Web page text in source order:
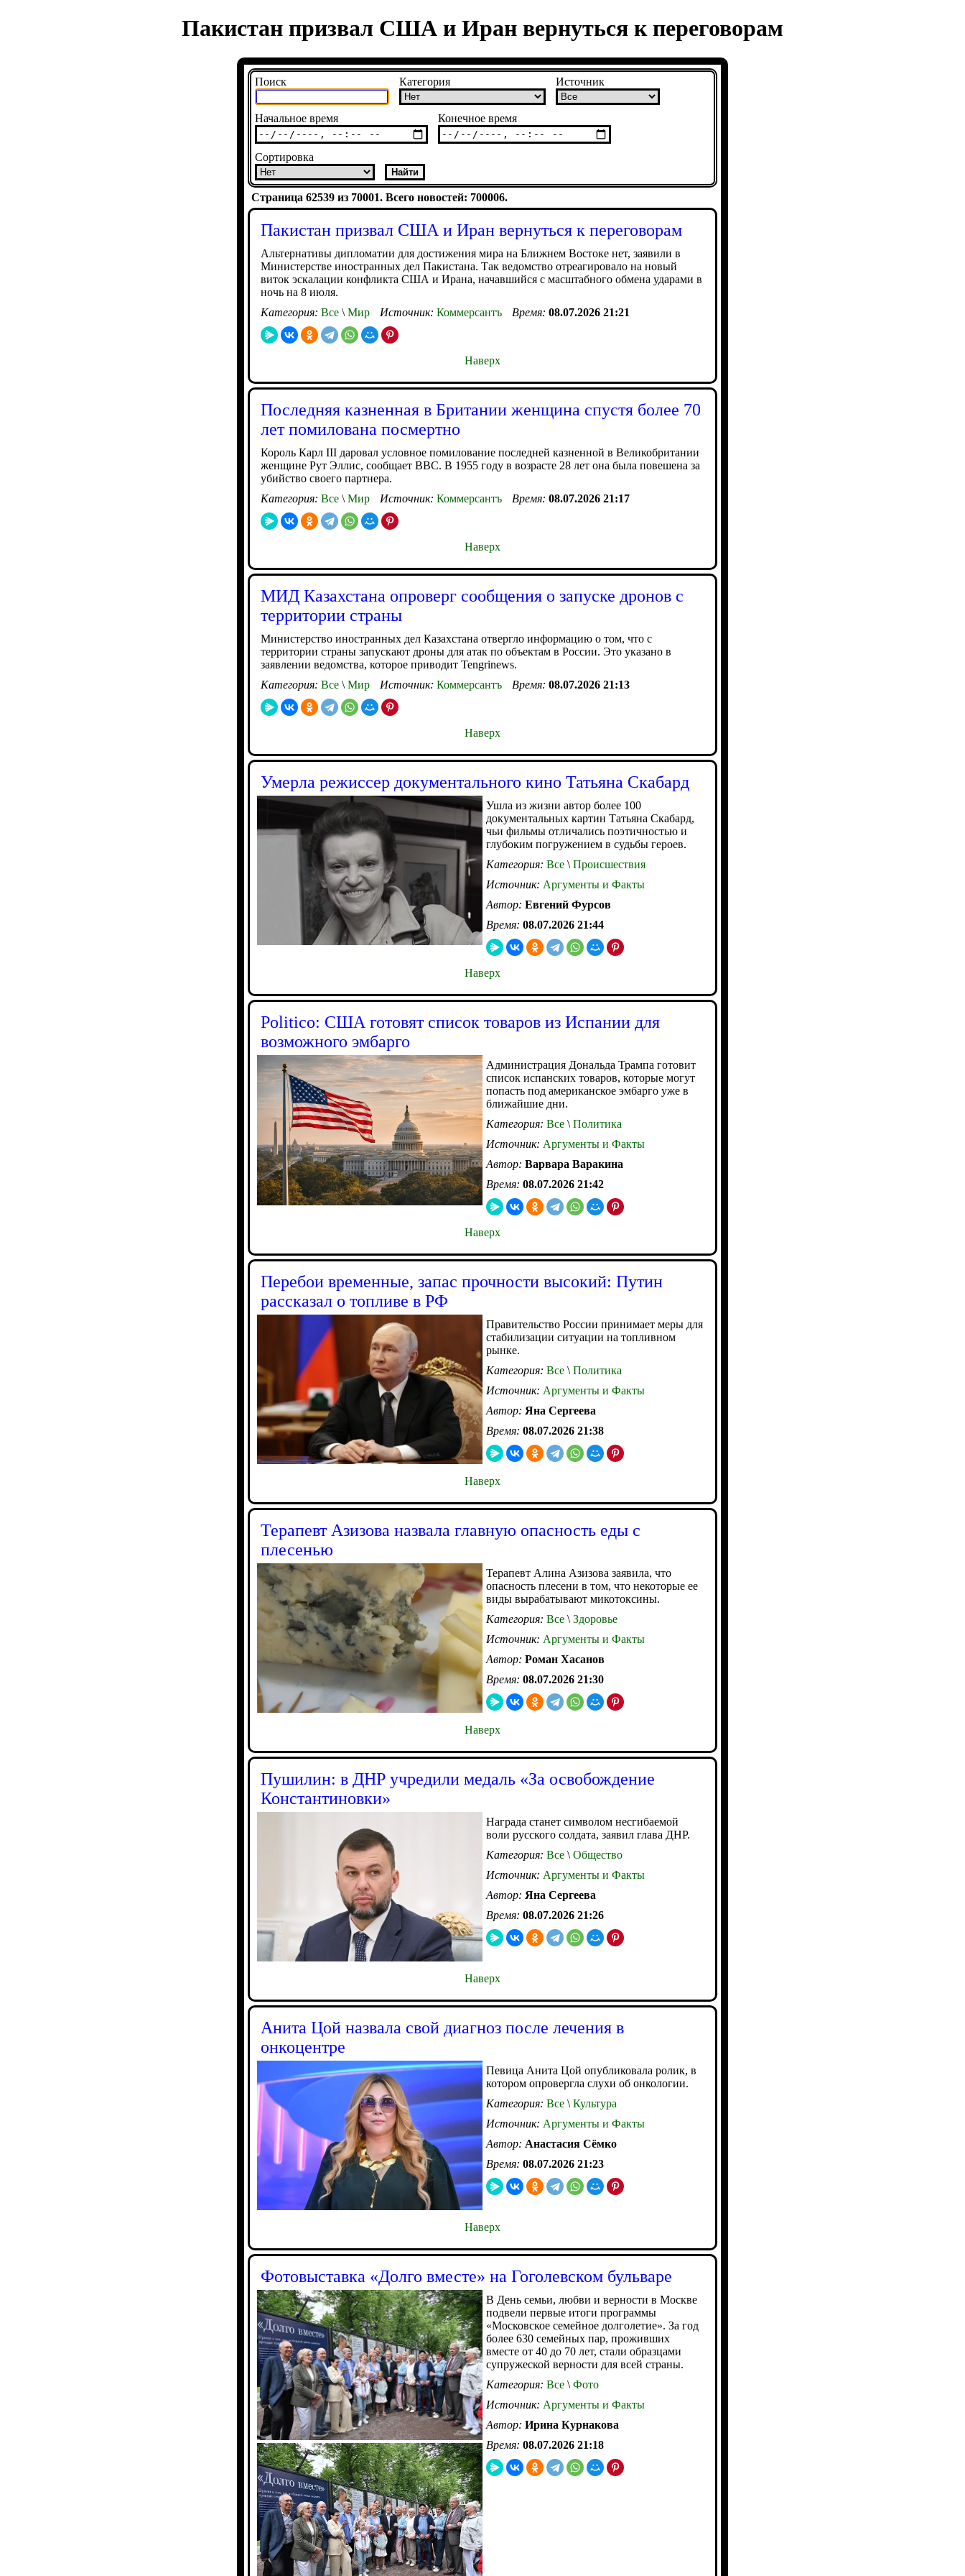
Пакистан призвал США и Иран вернуться к переговорам
Поиск Категория Источник
Начальное время Конечное время
Сортировка
Страница 62539 из 70001. Всего новостей: 700006.
Пакистан призвал США и Иран вернуться к переговорам
Альтернативы дипломатии для достижения мира на Ближнем Востоке нет, заявили в
Министерстве иностранных дел Пакистана. Так ведомство отреагировало на новый
виток эскалации конфликта США и Ирана, начавшийся с масштабного обмена ударами в
ночь на 8 июля.
Категория: Все \ Мир Источник: Коммерсантъ Время: 08.07.2026 21:21
Наверх
Последняя казненная в Британии женщина спустя более 70
лет помилована посмертно
Король Карл III даровал условное помилование последней казненной в Великобритании
женщине Рут Эллис, сообщает BBC. В 1955 году в возрасте 28 лет она была повешена за
убийство своего партнера.
Категория: Все \ Мир Источник: Коммерсантъ Время: 08.07.2026 21:17
Наверх
МИД Казахстана опроверг сообщения о запуске дронов с
территории страны
Министерство иностранных дел Казахстана отвергло информацию о том, что с
территории страны запускают дроны для атак по объектам в России. Это указано в
заявлении ведомства, которое приводит Tengrinews.
Категория: Все \ Мир Источник: Коммерсантъ Время: 08.07.2026 21:13
Наверх
Умерла режиссер документального кино Татьяна Скабард
Ушла из жизни автор более 100
документальных картин Татьяна Скабард,
чьи фильмы отличались поэтичностью и
глубоким погружением в судьбы героев.
Категория: Все \ Происшествия
Источник: Аргументы и Факты
Автор: Евгений Фурсов
Время: 08.07.2026 21:44
Наверх
Politico: США готовят список товаров из Испании для
возможного эмбарго
Администрация Дональда Трампа готовит
список испанских товаров, которые могут
попасть под американское эмбарго уже в
ближайшие дни.
Категория: Все \ Политика
Источник: Аргументы и Факты
Автор: Варвара Варакина
Время: 08.07.2026 21:42
Наверх
Перебои временные, запас прочности высокий: Путин
рассказал о топливе в РФ
Правительство России принимает меры для
стабилизации ситуации на топливном
рынке.
Категория: Все \ Политика
Источник: Аргументы и Факты
Автор: Яна Сергеева
Время: 08.07.2026 21:38
Наверх
Терапевт Азизова назвала главную опасность еды с
плесенью
Терапевт Алина Азизова заявила, что
опасность плесени в том, что некоторые ее
виды вырабатывают микотоксины.
Категория: Все \ Здоровье
Источник: Аргументы и Факты
Автор: Роман Хасанов
Время: 08.07.2026 21:30
Наверх
Пушилин: в ДНР учредили медаль «За освобождение
Константиновки»
Награда станет символом несгибаемой
воли русского солдата, заявил глава ДНР.
Категория: Все \ Общество
Источник: Аргументы и Факты
Автор: Яна Сергеева
Время: 08.07.2026 21:26
Наверх
Анита Цой назвала свой диагноз после лечения в
онкоцентре
Певица Анита Цой опубликовала ролик, в
котором опровергла слухи об онкологии.
Категория: Все \ Культура
Источник: Аргументы и Факты
Автор: Анастасия Сёмко
Время: 08.07.2026 21:23
Наверх
Фотовыставка «Долго вместе» на Гоголевском бульваре
В День семьи, любви и верности в Москве
подвели первые итоги программы
«Московское семейное долголетие». За год
более 630 семейных пар, проживших
вместе от 40 до 70 лет, стали образцами
супружеской верности для всей страны.
Категория: Все \ Фото
Источник: Аргументы и Факты
Автор: Ирина Курнакова
Время: 08.07.2026 21:18